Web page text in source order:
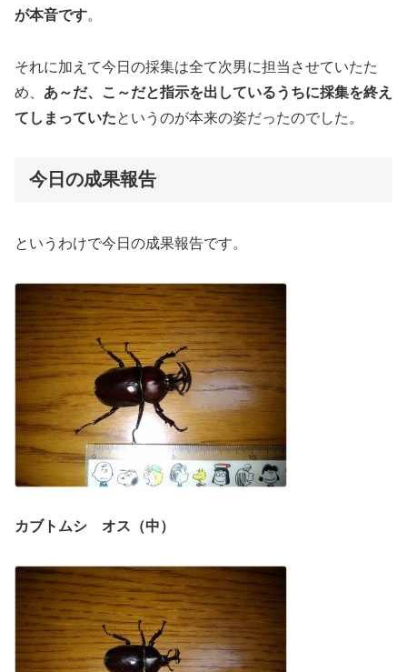
が本音です。
それに加えて今日の採集は全て次男に担当させていたた
め、 あ～だ、こ～だと指示を出しているうちに採集を終え
てしまっていたというのが本来の姿だったのでした。
今日の成果報告
というわけで今日の成果報告です。
カブトムシ オス（中）